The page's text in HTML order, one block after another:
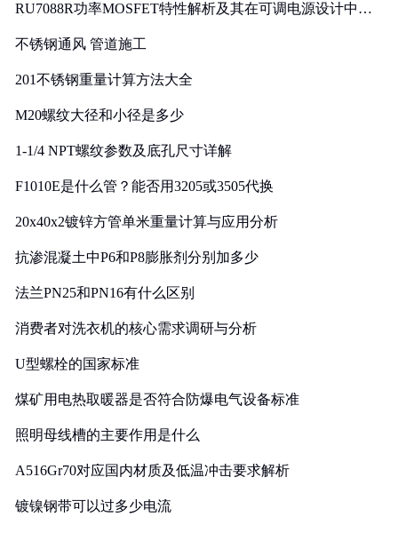
RU7088R功率MOSFET特性解析及其在可调电源设计中的
不锈钢通风 管道施工
201不锈钢重量计算方法大全
M20螺纹大径和小径是多少
1-1/4 NPT螺纹参数及底孔尺寸详解
F1010E是什么管？能否用3205或3505代换
20x40x2镀锌方管单米重量计算与应用分析
抗渗混凝土中P6和P8膨胀剂分别加多少
法兰PN25和PN16有什么区别
消费者对洗衣机的核心需求调研与分析
U型螺栓的国家标准
煤矿用电热取暖器是否符合防爆电气设备标准
照明母线槽的主要作用是什么
A516Gr70对应国内材质及低温冲击要求解析
镀镍钢带可以过多少电流